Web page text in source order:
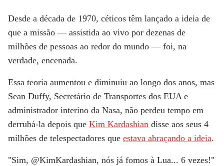
Desde a década de 1970, céticos têm lançado a ideia de
que a missão — assistida ao vivo por dezenas de
milhões de pessoas ao redor do mundo — foi, na
verdade, encenada.
Essa teoria aumentou e diminuiu ao longo dos anos, mas
Sean Duffy, Secretário de Transportes dos EUA e
administrador interino da Nasa, não perdeu tempo em
derrubá-la depois que Kim Kardashian disse aos seus 4
milhões de telespectadores que estava abraçando a ideia.
"Sim, @KimKardashian, nós já fomos à Lua... 6 vezes!"